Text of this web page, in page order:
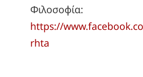
Φιλοσοφία:
https://
rhta